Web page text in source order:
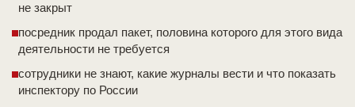
не закрыт
посредник продал пакет, половина которого для этого вида
деятельности не требуется
сотрудники не знают, какие журналы вести и что показать
инспектору по России